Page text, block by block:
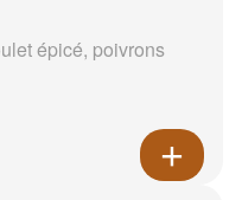
épicé, poivrons